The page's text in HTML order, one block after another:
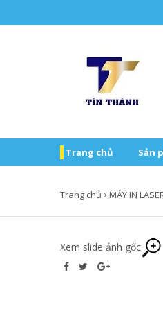
Trang chủ Sản
Trang chủ MÁY IN
Xem slide ảnh gốc